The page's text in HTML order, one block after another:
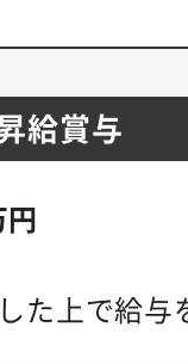
給賞与
た上で給与